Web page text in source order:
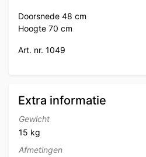
Doorsnede 48 cm
Hoogte 70 cm
Art. nr. 1049
Extra informatie
Gewicht
15 kg
Afmetingen